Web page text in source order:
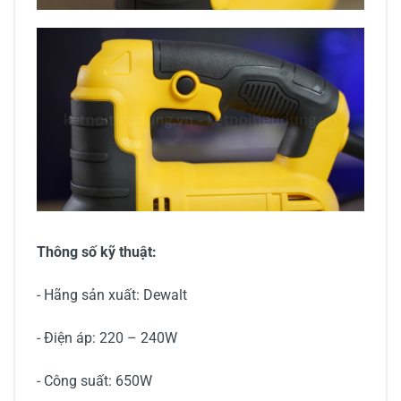
Thông số kỹ thuật:
- Hãng sản xuất: Dewalt
- Điện áp: 220 – 240W
- Công suất: 650W